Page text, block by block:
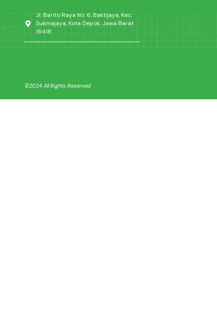
Jl. Barito Raya No. 6, Baktijaya, Kec.
Sukmajaya, Kota Depok, Jawa Barat
16418
©2024 All Rights Reserved